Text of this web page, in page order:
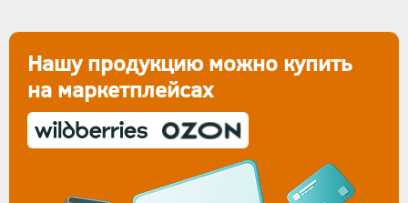
Нашу продукцию можно купить
на маркетплейсах